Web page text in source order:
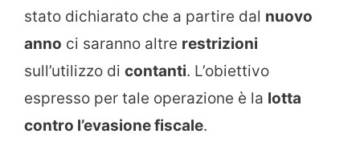
stato dichiarato che a partire dal nuovo
anno ci saranno altre restrizioni
sull’utilizzo di contanti. L’obiettivo
espresso per tale operazione è la lotta
contro l’evasione fiscale.